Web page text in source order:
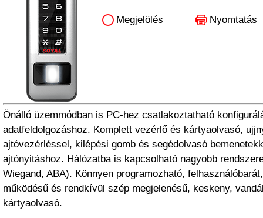
Megjelölés Nyomtatás
Önálló üzemmódban is PC-hez csatlakoztatható
adatfeldolgozáshoz. Komplett vezérlő és kártyaolvasó,
ajtóvezérléssel, kilépési gomb és segédolvasó
ajtónyitáshoz. Hálózatba is kapcsolható nagyobb
Wiegand, ABA). Könnyen programozható,
működésű és rendkívül szép megjelenésű, keskeny,
kártyaolvasó.